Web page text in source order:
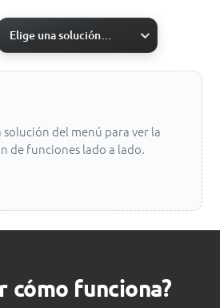
Elige una solución…
solución del menú para ver la
de funciones lado a lado.
cómo funciona?